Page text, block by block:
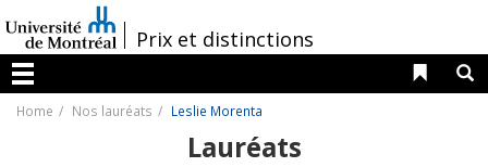
au
contenu
/Prix et distinctions
Menu
Liens
Home Nos lauréats Leslie Morenta
Lauréats